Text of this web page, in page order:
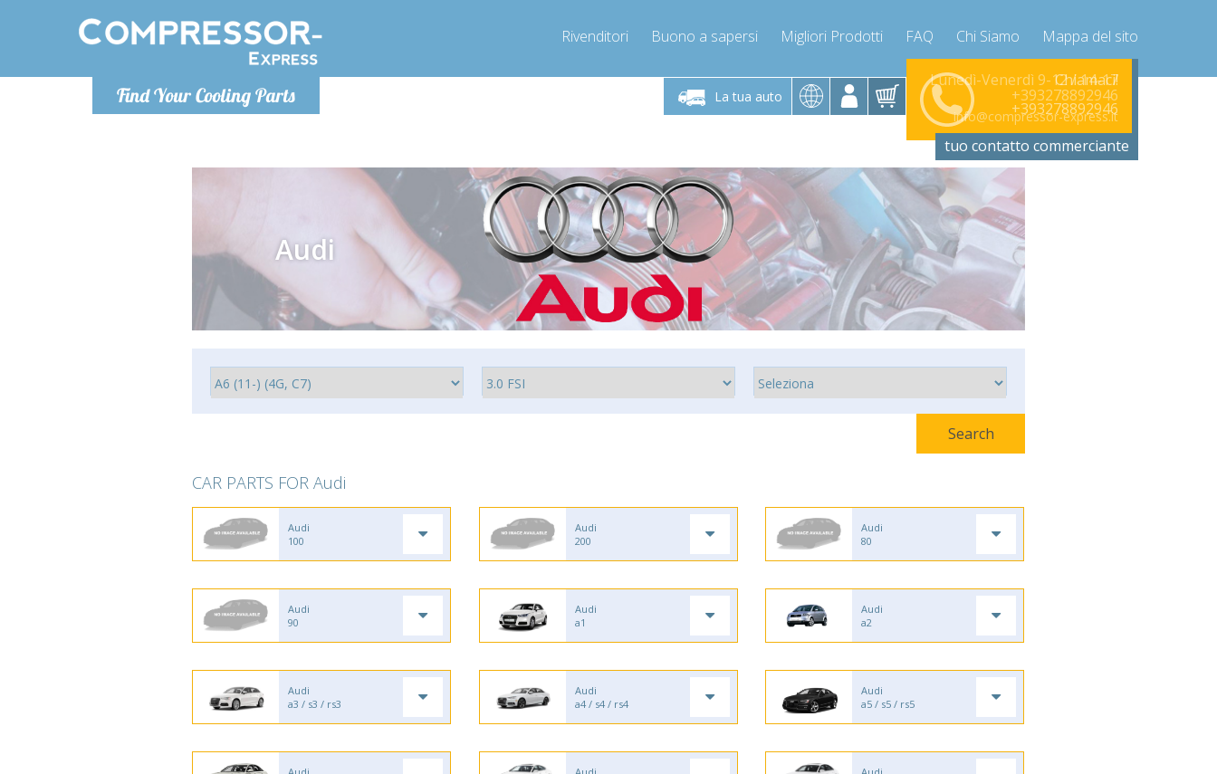
Find Your Cooling Parts
Rivenditori Buono a sapersi Migliori Prodotti FAQ Chi Siamo Mappa del sito
La tua auto
Lunedì-Venerdì 9-12 / 14-17
+393278892946
info@compressor-express.it
Chiamaci! Lunedì-Venerdì 9-12 / 14-17
+393278892946
info@compressor-express.it
Chiamaci!
+393278892946
Lunedì-Venerdì 9-12 / 14-17
+393278892946
info@compressor-express.it
tuo contatto commerciante
Audi
CAR PARTS FOR Audi
Audi
100
Audi
200
Audi
80
Audi
90
Audi
a1
Audi
a2
Audi
a3 / s3 / rs3
Audi
a4 / s4 / rs4
Audi
a5 / s5 / rs5